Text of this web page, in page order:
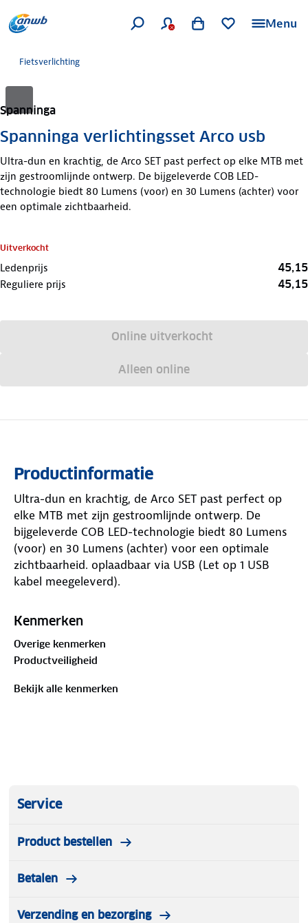
Menu
Fietsverlichting
Spanninga
Spanninga verlichtingsset Arco usb
Ultra-dun en krachtig, de Arco SET past perfect op elke MTB met
zijn gestroomlijnde ontwerp. De bijgeleverde COB LED-
technologie biedt 80 Lumens (voor) en 30 Lumens (achter) voor
een optimale zichtbaarheid.
Uitverkocht
Ledenprijs 45,15
Reguliere prijs 45,15
Online uitverkocht
Alleen online
Productinformatie
Ultra-dun en krachtig, de Arco SET past perfect op
elke MTB met zijn gestroomlijnde ontwerp. De
bijgeleverde COB LED-technologie biedt 80 Lumens
(voor) en 30 Lumens (achter) voor een optimale
zichtbaarheid. oplaadbaar via USB (Let op 1 USB
kabel meegeleverd).
Kenmerken
Overige kenmerken
Productveiligheid
Bekijk alle kenmerken
Service
Product bestellen
Betalen
Verzending en bezorging